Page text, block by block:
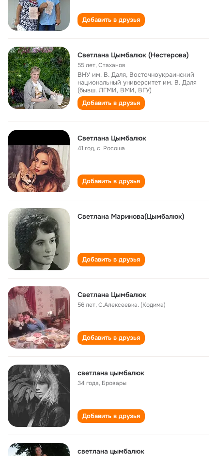
Добавить в друзья
Светлана Цымбалюк (Нестерова)
55 лет,Стаханов
ВНУ им. В. Даля, Восточноукраинский
национальный университет им. В. Даля
(бывш. ЛГМИ, ВМИ, ВГУ)
Добавить в друзья
Светлана Цымбалюк
41 год,с. Росоша
Добавить в друзья
Светлана Маринова(Цымбалюк)
Добавить в друзья
Светлана Цымбалюк
56 лет,С.Алексеевка. (Кодима)
Добавить в друзья
светлана цымбалюк
34 года, Бровары
Добавить в друзья
светлана цымбалюк